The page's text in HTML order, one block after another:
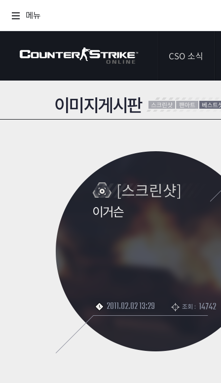
메뉴
CSO 소식
공지사항
이미지게시판 스크린샷 팬아트 베스트
[스크린샷]
이거슨
2011.02.02 13:29 조회 : 14742